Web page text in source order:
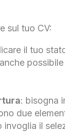
sul tuo CV:
il tuo
: bisogna
due
invoglia il